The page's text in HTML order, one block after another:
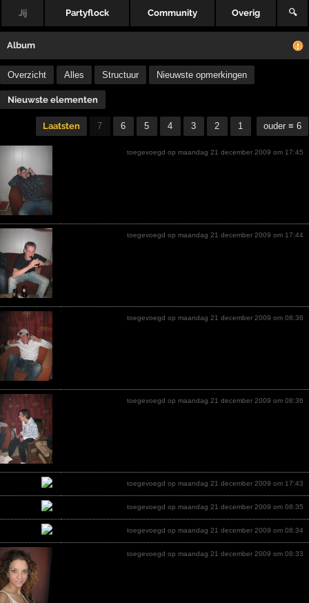
Jij Partyflock Community Overig 🔍
Album
Overzicht Alles Structuur Nieuwste opmerkingen
Nieuwste elementen
Laatsten 7 6 5 4 3 2 1 ouder ≡ 6
toegevoegd op maandag 21 december 2009 om 17:45
toegevoegd op maandag 21 december 2009 om 17:44
toegevoegd op maandag 21 december 2009 om 08:36
toegevoegd op maandag 21 december 2009 om 08:36
toegevoegd op maandag 21 december 2009 om 17:43
toegevoegd op maandag 21 december 2009 om 08:35
toegevoegd op maandag 21 december 2009 om 08:34
toegevoegd op maandag 21 december 2009 om 08:33